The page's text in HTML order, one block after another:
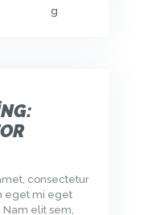
g
consectetur
eget mi eget
Nam elit sem,